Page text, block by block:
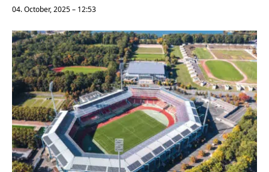
04. October, 2025 – 12:53